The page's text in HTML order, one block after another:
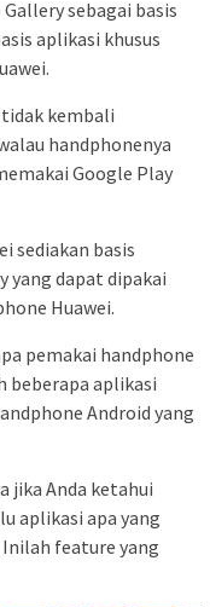
sebagai basis
aplikasi khusus
kembali
handphonenya
Google Play
sediakan basis
yang dapat dipakai
Huawei.
pemakai handphone
beberapa aplikasi
Android yang
jika Anda ketahui
aplikasi apa yang
feature yang